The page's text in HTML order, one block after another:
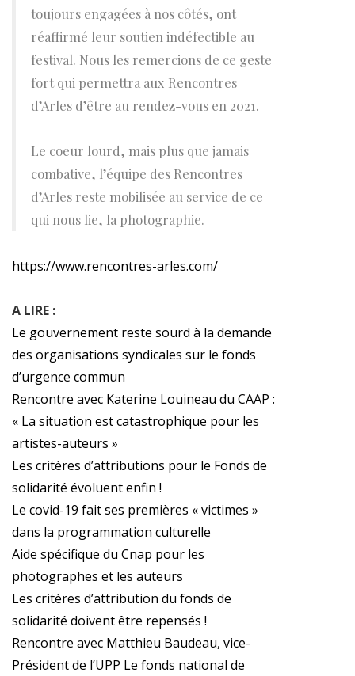
toujours engagées à nos côtés, ont
réaffirmé leur soutien indéfectible au
festival. Nous les remercions de ce geste
fort qui permettra aux Rencontres
d’Arles d’être au rendez-vous en 2021.
Le coeur lourd, mais plus que jamais
combative, l’équipe des Rencontres
d’Arles reste mobilisée au service de ce
qui nous lie, la photographie.
https://www.rencontres-arles.com/
A LIRE :
Le gouvernement reste sourd à la demande
des organisations syndicales sur le fonds
d’urgence commun
Rencontre avec Katerine Louineau du CAAP :
« La situation est catastrophique pour les
artistes-auteurs »
Les critères d’attributions pour le Fonds de
solidarité évoluent enfin !
Le covid-19 fait ses premières « victimes »
dans la programmation culturelle
Aide spécifique du Cnap pour les
photographes et les auteurs
Les critères d’attribution du fonds de
solidarité doivent être repensés !
Rencontre avec Matthieu Baudeau, vice-
Président de l’UPP Le fonds national de